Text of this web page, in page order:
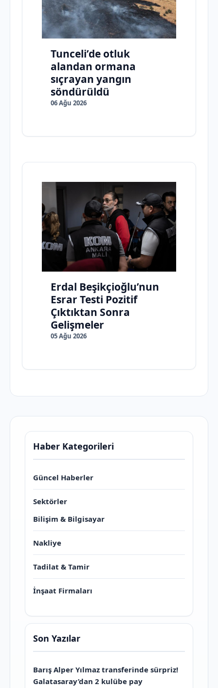
Tunceli’de otluk
alandan ormana
sıçrayan yangın
söndürüldü
06 Ağu 2026
Erdal Beşikçioğlu’nun
Esrar Testi Pozitif
Çıktıktan Sonra
Gelişmeler
05 Ağu 2026
Haber Kategorileri
Güncel Haberler
Sektörler
Bilişim & Bilgisayar
Nakliye
Tadilat & Tamir
İnşaat Firmaları
Son Yazılar
Barış Alper Yılmaz transferinde sürpriz!
Galatasaray’dan 2 kulübe pay